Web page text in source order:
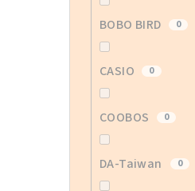
BOBO BIRD 0
CASIO 0
COOBOS 0
DA-Taiwan 0